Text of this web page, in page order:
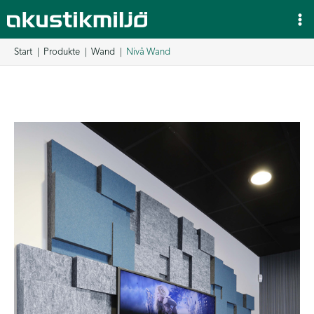
Inhalt
springen
Start Produkte Wand Nivå Wand